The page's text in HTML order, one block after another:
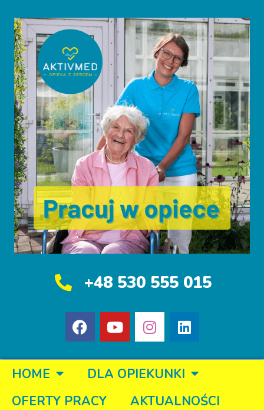
+48 530 555 015
HOME
DLA OPIEKUNKI
OFERTY PRACY
AKTUALNOŚCI